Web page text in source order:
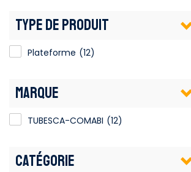
TYPE DE PRODUIT
Plateforme (12)
MARQUE
TUBESCA-COMABI (12)
CATÉGORIE